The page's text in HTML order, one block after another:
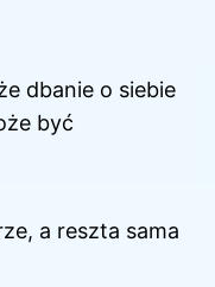
dbanie o siebie
być
a reszta sama